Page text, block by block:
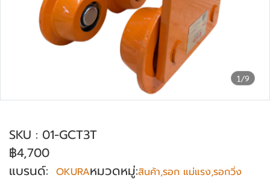
1/9
SKU : 01-GCT3T
฿4,700
แบรนด์: OKURAหมวดหมู่:สินค้า,รอก แม่แรง,รอกวิ่ง